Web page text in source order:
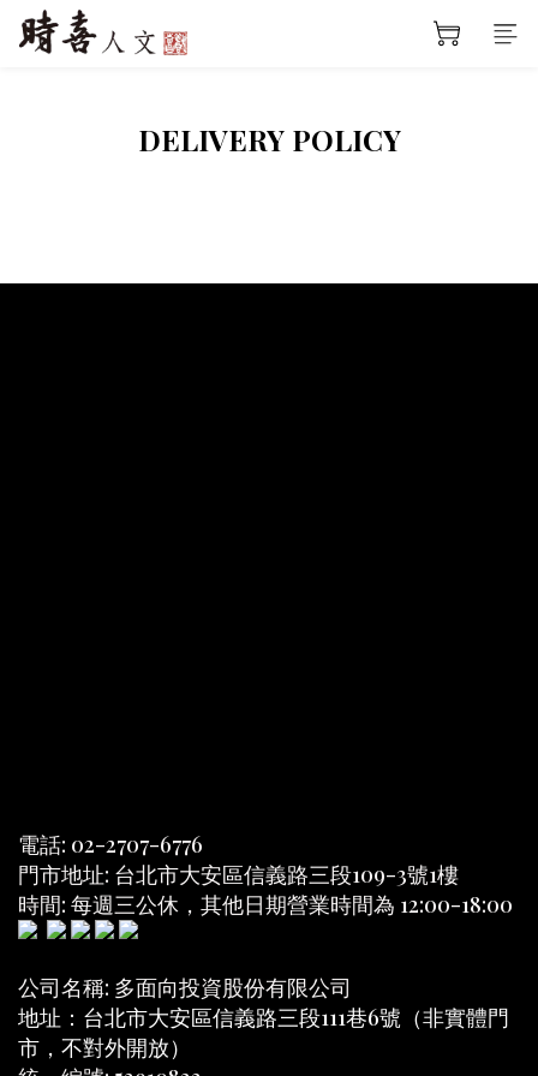
DELIVERY POLICY
電話: 02-2707-6776
門市地址: 台北市大安區信義路三段109-3號1樓
時間: 每週三公休，其他日期營業時間為 12:00-18:00
公司名稱: 多面向投資股份有限公司
地址：台北市大安區信義路三段111巷6號（非實體門
市，不對外開放）